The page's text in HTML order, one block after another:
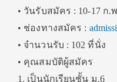
• วันรับสมัคร : 10-17 ก.
• ช่องทางสมัคร :
• จำนวนรับ : 102 ที่นั่ง
• คุณสมบัติผู้สมัคร
1. เป็นนักเรียนชั้น ม.6